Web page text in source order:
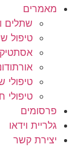
מאמרים
שתלים
טיפול
טיפולי
טיפולי
פרסומים
גלריית וידאו
יצירת קשר